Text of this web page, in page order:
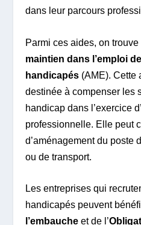
dans leur parcours
Parmi ces aides, on trouve
maintien dans l’emploi
handicapés (AME). Cette
destinée à compenser les
handicap dans l’exercice
professionnelle. Elle peut
d’aménagement du poste
ou de transport.
Les entreprises qui
handicapés peuvent
l’embauche et de l’